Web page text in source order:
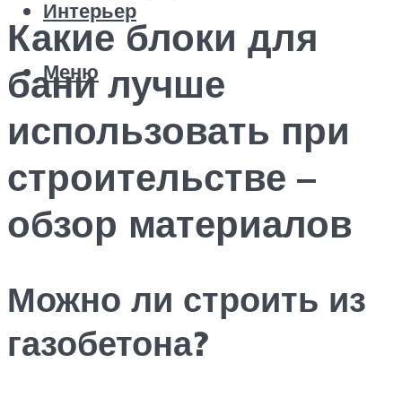
Интерьер
Меню
Какие блоки для
бани лучше
использовать при
строительстве –
обзор материалов
Можно ли строить из
газобетона?